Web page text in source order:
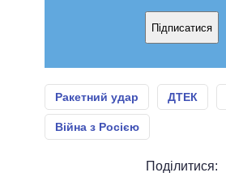
Підписатися
Ракетний удар ДТЕК
Війна з Росією
Поділитися: